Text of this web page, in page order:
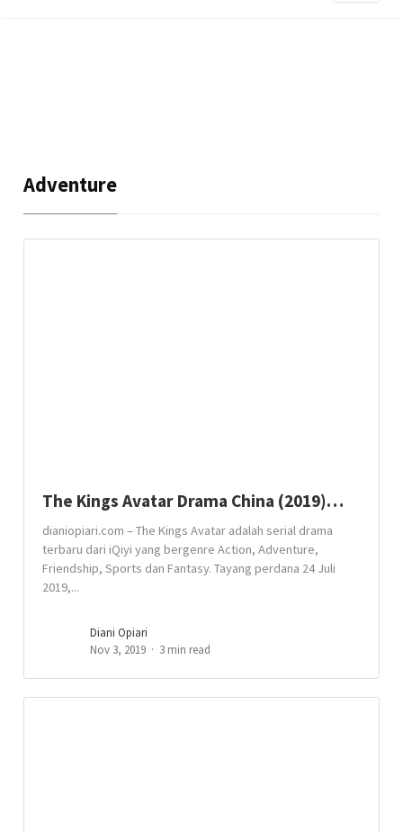
Adventure
The Kings Avatar Drama China (2019)…
dianiopiari.com – The Kings Avatar adalah serial drama
terbaru dari iQiyi yang bergenre Action, Adventure,
Friendship, Sports dan Fantasy. Tayang perdana 24 Juli
2019,...
Diani Opiari
Nov 3, 2019
3 min read